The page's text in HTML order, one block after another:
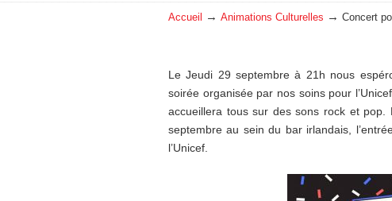
Accueil → Animations Culturelles → Concert
Le Jeudi 29 septembre à 21h nous
soirée organisée par nos soins pour
accueillera tous sur des sons rock et
septembre au sein du bar irlandais,
l’Unicef.